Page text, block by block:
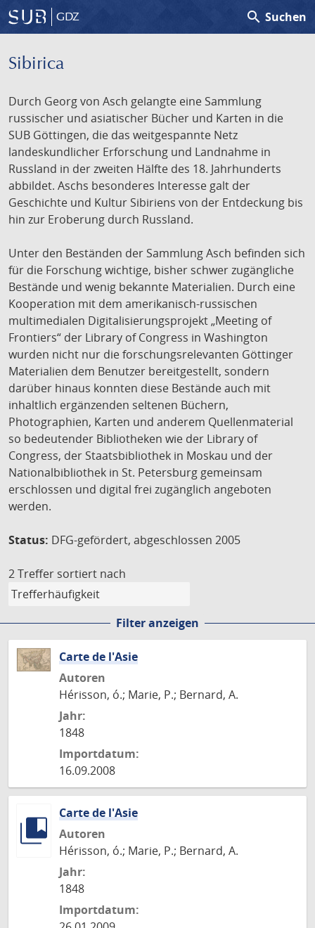
GDZ search Suchen
Sibirica
Durch Georg von Asch gelangte eine Sammlung
russischer und asiatischer Bücher und Karten in die
SUB Göttingen, die das weitgespannte Netz
landeskundlicher Erforschung und Landnahme in
Russland in der zweiten Hälfte des 18. Jahrhunderts
abbildet. Aschs besonderes Interesse galt der
Geschichte und Kultur Sibiriens von der Entdeckung bis
hin zur Eroberung durch Russland.
Unter den Beständen der Sammlung Asch befinden sich
für die Forschung wichtige, bisher schwer zugängliche
Bestände und wenig bekannte Materialien. Durch eine
Kooperation mit dem amerikanisch-russischen
multimedialen Digitalisierungsprojekt „Meeting of
Frontiers“ der Library of Congress in Washington
wurden nicht nur die forschungsrelevanten Göttinger
Materialien dem Benutzer bereitgestellt, sondern
darüber hinaus konnten diese Bestände auch mit
inhaltlich ergänzenden seltenen Büchern,
Photographien, Karten und anderem Quellenmaterial
so bedeutender Bibliotheken wie der Library of
Congress, der Staatsbibliothek in Moskau und der
Nationalbibliothek in St. Petersburg gemeinsam
erschlossen und digital frei zugänglich angeboten
werden.
Status: DFG-gefördert, abgeschlossen 2005
2 Treffer sortiert nach
Filter anzeigen
Carte de l'Asie
Autoren
Hérisson, ó.; Marie, P.; Bernard, A.
Jahr:
1848
Importdatum:
16.09.2008
Carte de l'Asie
Autoren
Hérisson, ó.; Marie, P.; Bernard, A.
Jahr:
1848
Importdatum: